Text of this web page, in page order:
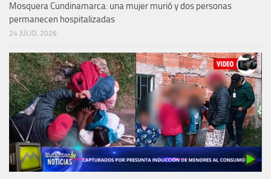
Mosquera Cundinamarca: una mujer murió y dos personas
permanecen hospitalizadas
24 JULIO, 2026